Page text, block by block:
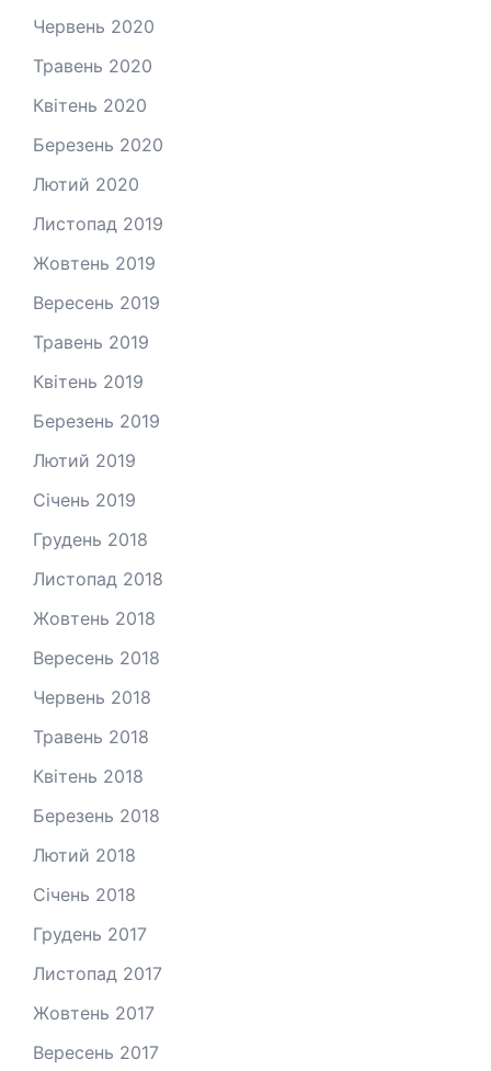
Червень 2020
Травень 2020
Квітень 2020
Березень 2020
Лютий 2020
Листопад 2019
Жовтень 2019
Вересень 2019
Травень 2019
Квітень 2019
Березень 2019
Лютий 2019
Січень 2019
Грудень 2018
Листопад 2018
Жовтень 2018
Вересень 2018
Червень 2018
Травень 2018
Квітень 2018
Березень 2018
Лютий 2018
Січень 2018
Грудень 2017
Листопад 2017
Жовтень 2017
Вересень 2017